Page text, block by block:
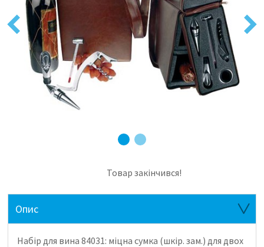
Previous Next
Товар закінчився!
Опис
Набір для вина 84031: міцна сумка (шкір. зам.) для двох